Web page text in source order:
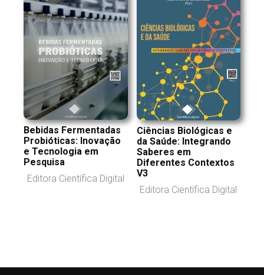
Bebidas Fermentadas
Probióticas: Inovação
e Tecnologia em
Pesquisa
Editora Científica Digital
Ciências Biológicas e
da Saúde: Integrando
Saberes em
Diferentes Contextos
V3
Editora Científica Digital